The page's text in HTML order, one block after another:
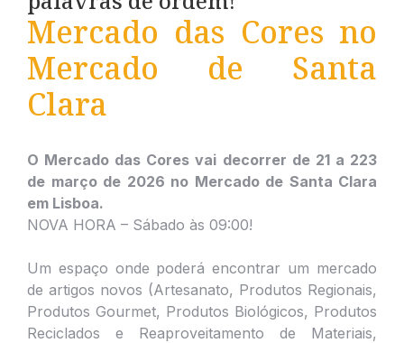
Mercado das Cores no
Mercado de Santa
Clara
O Mercado das Cores vai decorrer de 21 a 223
de março de 2026 no Mercado de Santa Clara
em Lisboa.
NOVA HORA – Sábado às 09:00!
Um espaço onde poderá encontrar um mercado
de artigos novos (Artesanato, Produtos Regionais,
Produtos Gourmet, Produtos Biológicos, Produtos
Reciclados e Reaproveitamento de Materiais,